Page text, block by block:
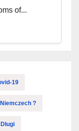
of...
19
?
Długi